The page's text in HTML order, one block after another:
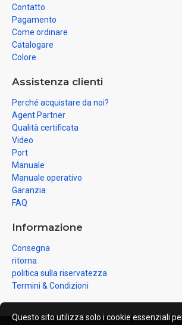
Contatto
Pagamento
Come ordinare
Catalogare
Colore
Assistenza clienti
Perché acquistare da noi?
Agent Partner
Qualità certificata
Video
Port
Manuale
Manuale operativo
Garanzia
FAQ
Informazione
Consegna
ritorna
politica sulla riservatezza
Termini & Condizioni
Questo sito utilizza solo i cookie essenziali